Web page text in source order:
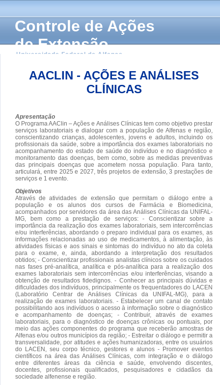
Controle de Ações
de Extensão
Universidade Federal de Alfenas
AACLIN - AÇÕES E ANÁLISES
CLÍNICAS
Apresentação
O Programa AAClin – Ações e Análises Clínicas tem como objetivo prestar
serviços laboratoriais e dialogar com a população de Alfenas e região,
conscientizando crianças, adolescentes, jovens e adultos, incluindo os
profissionais da saúde, sobre a importância dos exames laboratoriais no
acompanhamento do estado de saúde do indivíduo e no diagnóstico e
monitoramento das doenças, bem como, sobre as medidas preventivas
das principais doenças que acometem nossa população. Para tanto,
articulará, entre 2025 e 2027, três projetos de extensão, 3 prestações de
serviços e 1 evento.
Objetivos
Através de atividades de extensão que permitam o diálogo entre a
população e os alunos dos cursos de Farmácia e Biomedicina,
acompanhados por servidores da área das Análises Clínicas da UNIFAL-
MG, bem como a prestação de serviços: - Conscientizar sobre a
importância da realização dos exames laboratoriais, sem intercorrências
e/ou interferências, abordando o preparo individual para os exames, as
informações relacionadas ao uso de medicamentos, à alimentação, às
atividades físicas e aos sinais e sintomas do indivíduo no ato da coleta
para o exame, e, ainda, abordando a interpretação dos resultados
obtidos; - Conscientizar profissionais analistas clínicos sobre os cuidados
nas fases pré-analítica, analítica e pós-analítica para a realização dos
exames laboratoriais sem intercorrências e/ou interferências, visando a
obtenção de resultados fidedignos. - Conhecer as principais dúvidas e
dificuldades dos indivíduos, principalmente os frequentadores do LACEN
(Laboratório Centrar de Análises Clínicas da UNIFAL-MG), para a
realização de exames laboratoriais. - Estabelecer um canal de contato
possibilitando aos indivíduos o acesso à informação sobre o diagnóstico
e acompanhamento de doenças; - Contribuir, através de exames
laboratoriais, para o diagnóstico de doenças crônicas ou pontuais, por
meio das ações componentes do programa que receberão amostras de
Alfenas e/ou outros municípios da região; - Estreitar o diálogo e permitir a
transversalidade, por atitudes e ações humanizadoras, entre os usuários
do LACEN, seu corpo técnico, gestores e alunos - Promover eventos
científicos na área das Análises Clínicas, com integração e o diálogo
entre diferentes áreas da ciência e saúde, envolvendo discentes,
docentes, profissionais qualificados, pesquisadores e cidadãos da
sociedade alfenense e região.